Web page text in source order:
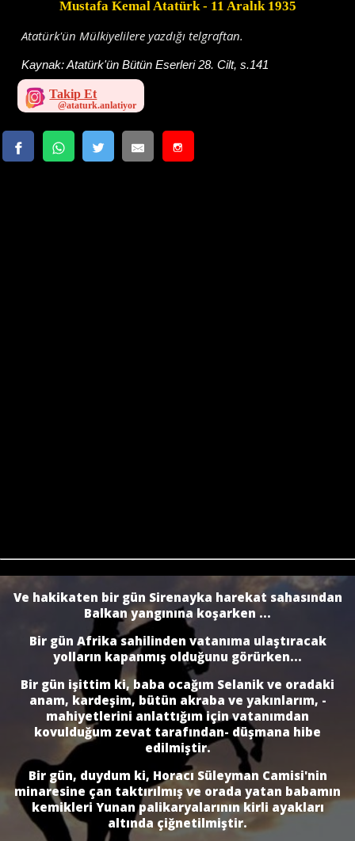
Mustafa Kemal Atatürk- 11 Aralık 1935
Atatürk'ün Mülkiyelilere yazdığı telgraftan.
Kaynak:Atatürk'ün Bütün Eserleri 28. Cilt, s.141
Takip Et
Ve hakikaten bir gün Sirenayka harekat sahasından
Balkan yangınına koşarken ...
Bir gün Afrika sahilinden vatanıma ulaştıracak
yolların kapanmış olduğunu görürken...
Bir gün işittim ki, baba ocağım Selanik ve oradaki
anam, kardeşim, bütün akraba ve yakınlarım, -
mahiyetlerini anlattığım için vatanımdan
kovulduğum zevat tarafından- düşmana hibe
edilmiştir.
Bir gün, duydum ki, Horacı Süleyman Camisi'nin
minaresine çan taktırılmış ve orada yatan babamın
kemikleri Yunan palikaryalarının kirli ayakları
altında çiğnetilmiştir.